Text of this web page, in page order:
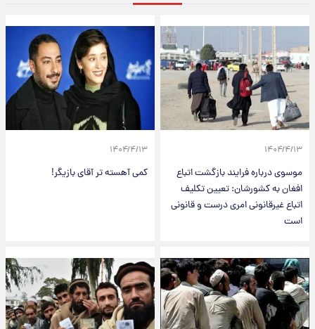
۱۴۰۴/۴/۱۳
موسوی درباره فرایند بازگشت اتباع
افغان به کشورشان: تعیین تکلیف
اتباع غیرقانونی امری درست و قانونی
است
۱۴۰۴/۴/۱۳
کمی آهسته تر آقای بازیگر!